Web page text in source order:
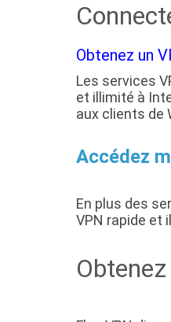
Obtenez un
Les services
et illimité à
aux clients de
Accédez
En plus des
VPN rapide et